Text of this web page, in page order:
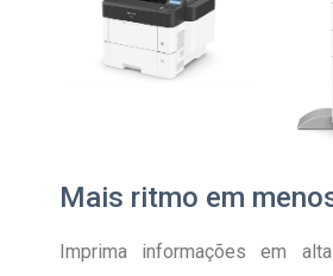
Mais ritmo em
Imprima informações em